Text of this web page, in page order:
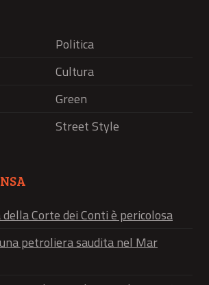
Politica
Cultura
Green
Street Style
Corte dei Conti è pericolosa
petroliera saudita nel Mar